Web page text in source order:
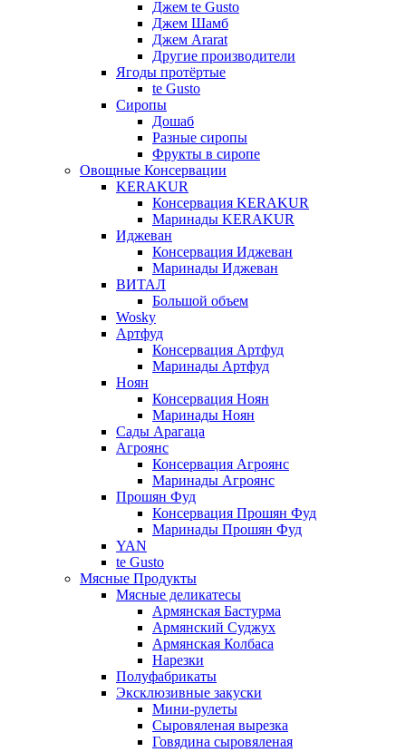
Джем te Gusto
Джем Шамб
Джем Ararat
Другие производители
Ягоды протёртые
te Gusto
Сиропы
Дошаб
Разные сиропы
Фрукты в сиропе
Овощные Консервации
KERAKUR
Консервация KERAKUR
Маринады KERAKUR
Иджеван
Консервация Иджеван
Маринады Иджеван
ВИТАЛ
Большой объем
Wosky
Артфуд
Консервация Артфуд
Маринады Артфуд
Ноян
Консервация Ноян
Маринады Ноян
Сады Арагаца
Агроянс
Консервация Агроянс
Маринады Агроянс
Прошян Фуд
Консервация Прошян Фуд
Маринады Прошян Фуд
YAN
te Gusto
Мясные Продукты
Мясные деликатесы
Армянская Бастурма
Армянский Суджух
Армянская Колбаса
Нарезки
Полуфабрикаты
Эксклюзивные закуски
Мини-рулеты
Сыровяленая вырезка
Говядина сыровяленая